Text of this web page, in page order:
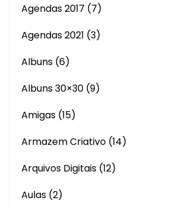
Agendas 2017 (7)
Agendas 2021 (3)
Albuns (6)
Albuns 30×30 (9)
Amigas (15)
Armazem Criativo (14)
Arquivos Digitais (12)
Aulas (2)